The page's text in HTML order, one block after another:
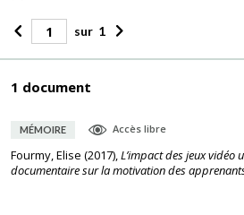
sur 1
1 document
MÉMOIRE Accès libre
Fourmy, Elise (2017),L’impact des jeux vidéo
documentaire sur la motivation des